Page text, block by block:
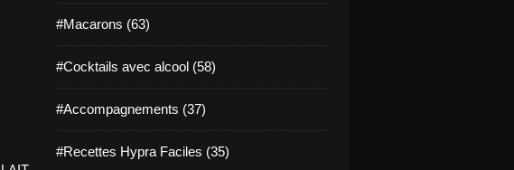
#Macarons (63)
#Cocktails avec alcool (58)
#Accompagnements (37)
#Recettes Hypra Faciles (35)